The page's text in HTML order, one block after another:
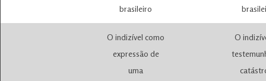
brasileiro
O indizível como
expressão de
uma
O